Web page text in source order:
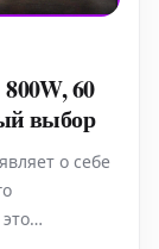
60
выбор
о себе